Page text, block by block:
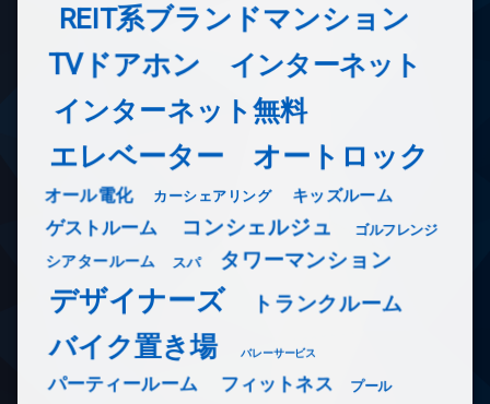
REIT系ブランドマンション
TVドアホン インターネット
インターネット無料
エレベーター オートロック
オール電化 カーシェアリング キッズルーム
ゲストルーム コンシェルジュ ゴルフレンジ
シアタールーム スパ タワーマンション
デザイナーズ トランクルーム
バイク置き場 バレーサービス
パーティールーム フィットネス プール